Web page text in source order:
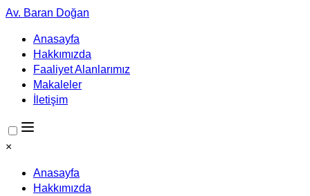
Av. Baran Doğan
Anasayfa
Hakkımızda
Faaliyet Alanlarımız
Makaleler
İletişim
×
Anasayfa
Hakkımızda